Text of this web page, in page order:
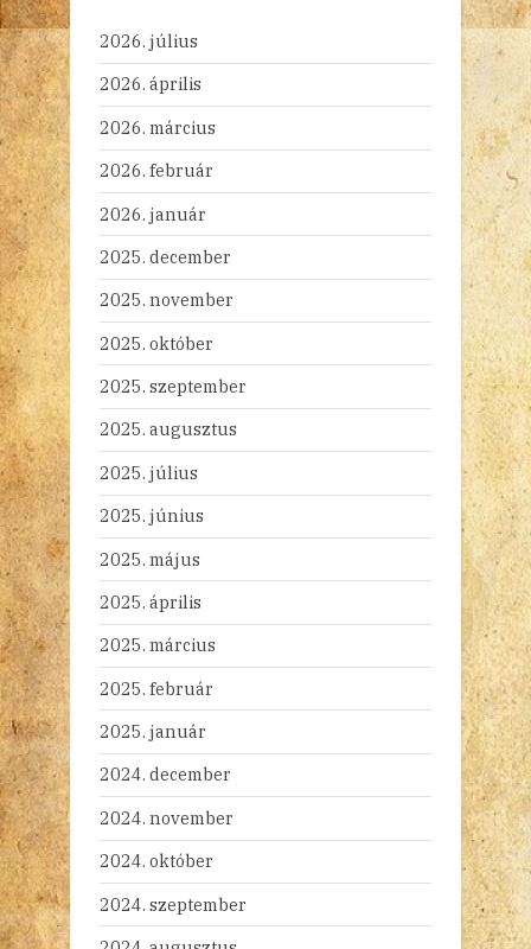
2026. július
2026. április
2026. március
2026. február
2026. január
2025. december
2025. november
2025. október
2025. szeptember
2025. augusztus
2025. július
2025. június
2025. május
2025. április
2025. március
2025. február
2025. január
2024. december
2024. november
2024. október
2024. szeptember